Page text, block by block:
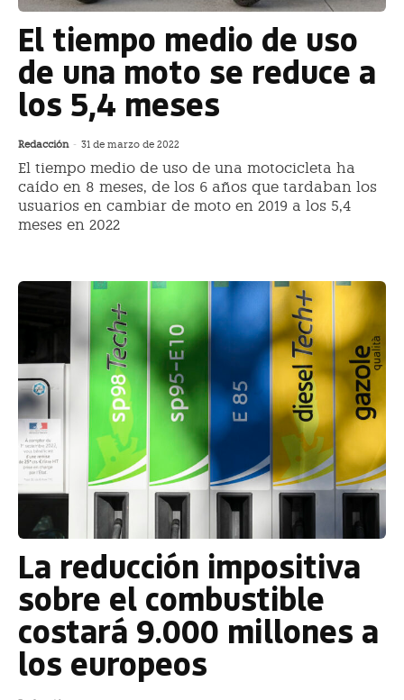
El tiempo medio de uso
de una moto se reduce a
los 5,4 meses
Redacción - 31 de marzo de 2022
El tiempo medio de uso de una motocicleta ha
caído en 8 meses, de los 6 años que tardaban los
usuarios en cambiar de moto en 2019 a los 5,4
meses en 2022
La reducción impositiva
sobre el combustible
costará 9.000 millones a
los europeos